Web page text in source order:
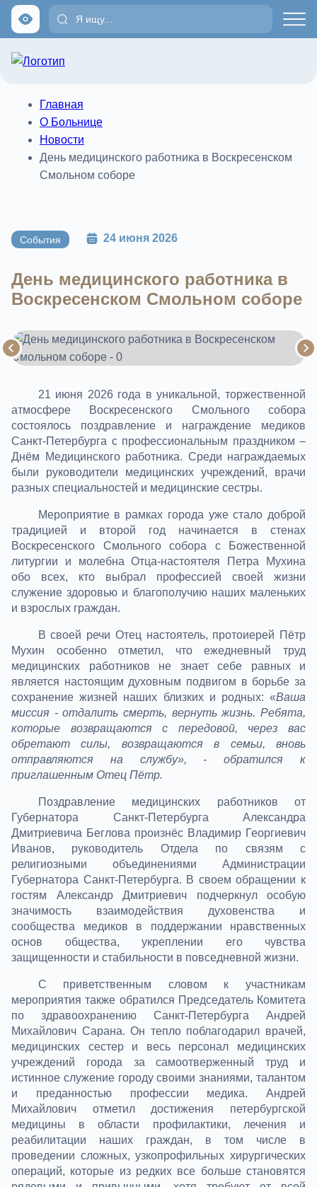
Главная
О Больнице
Новости
День медицинского работника в Воскресенском
Смольном соборе
События 24 июня 2026
День медицинского работника в
Воскресенском Смольном соборе
21 июня 2026 года в уникальной, торжественной
атмосфере Воскресенского Смольного собора
состоялось поздравление и награждение медиков
Санкт-Петербурга с профессиональным праздником –
Днём Медицинского работника. Среди награждаемых
были руководители медицинских учреждений, врачи
разных специальностей и медицинские сестры.
Мероприятие в рамках города уже стало доброй
традицией и второй год начинается в стенах
Воскресенского Смольного собора с Божественной
литургии и молебна Отца-настоятеля Петра Мухина
обо всех, кто выбрал профессией своей жизни
служение здоровью и благополучию наших маленьких
и взрослых граждан.
В своей речи Отец настоятель, протоиерей Пётр
Мухин особенно отметил, что ежедневный труд
медицинских работников не знает себе равных и
является настоящим духовным подвигом в борьбе за
сохранение жизней наших близких и родных: «Ваша
миссия - отдалить смерть, вернуть жизнь. Ребята,
которые возвращаются с передовой, через вас
обретают силы, возвращаются в семьи, вновь
отправляются на службу», - обратился к
приглашенным Отец Пётр.
Поздравление медицинских работников от
Губернатора Санкт-Петербурга Александра
Дмитриевича Беглова произнёс Владимир Георгиевич
Иванов, руководитель Отдела по связям с
религиозными объединениями Администрации
Губернатора Санкт-Петербурга. В своем обращении к
гостям Александр Дмитриевич подчеркнул особую
значимость взаимодействия духовенства и
сообщества медиков в поддержании нравственных
основ общества, укреплении его чувства
защищенности и стабильности в повседневной жизни.
С приветственным словом к участникам
мероприятия также обратился Председатель Комитета
по здравоохранению Санкт-Петербурга Андрей
Михайлович Сарана. Он тепло поблагодарил врачей,
медицинских сестер и весь персонал медицинских
учреждений города за самоотверженный труд и
истинное служение городу своими знаниями, талантом
и преданностью профессии медика. Андрей
Михайлович отметил достижения петербургской
медицины в области профилактики, лечения и
реабилитации наших граждан, в том числе в
проведении сложных, узкопрофильных хирургических
операций, которые из редких все больше становятся